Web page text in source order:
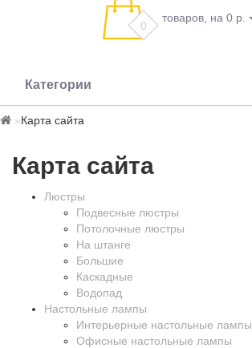
0
товаров, на 0 р.
Категории
Карта сайта
Карта сайта
Люстры
Подвесные люстры
Потолочные люстры
На штанге
Большие
Каскадные
Водопад
Настольные лампы
Интерьерные настольные лампы
Офисные настольные лампы